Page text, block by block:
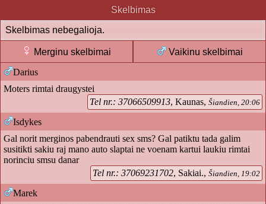
Skelbimas
Skelbimas nebegalioja.
Merginu skelbimai
Vaikinu skelbimai
Darius
Moters rimtai draugystei
Tel nr.: 37066509913, Kaunas, Šiandien, 20:06
Isdykes
Gal norit merginos pabendrauti sex sms? Gal patiktu tada galim
susitikti sakiu raj mano auto slaptai ne voenam kartui laukiu rimtai
norinciu smsu danar
Tel nr.: 37069231702, Sakiai., Šiandien, 19:02
Marek